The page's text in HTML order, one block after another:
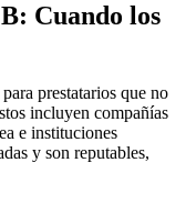
Cuando los
prestatarios que no
incluyen compañías
e instituciones
y son reputables,